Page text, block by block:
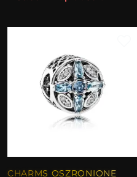
CHARMS OSZRONIONE